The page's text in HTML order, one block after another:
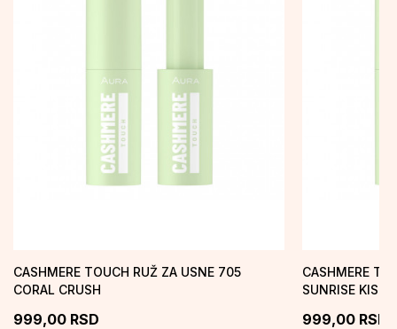
CASHMERE TOUCH RUŽ ZA USNE 705
CORAL CRUSH
999,00 RSD
CASHMERE
SUNRISE KISS
999,00 RSD